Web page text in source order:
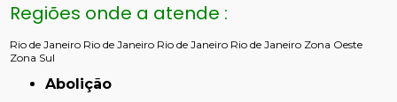
Regiões onde a atende :
Rio de Janeiro Rio de Janeiro Rio de Janeiro Rio de Janeiro Zona Oeste
Zona Sul
Abolição